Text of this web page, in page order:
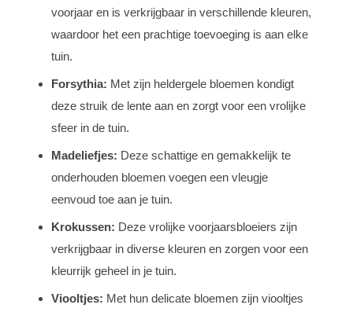
voorjaar en is verkrijgbaar in verschillende kleuren,
waardoor het een prachtige toevoeging is aan elke
tuin.
Forsythia: Met zijn heldergele bloemen kondigt
deze struik de lente aan en zorgt voor een vrolijke
sfeer in de tuin.
Madeliefjes: Deze schattige en gemakkelijk te
onderhouden bloemen voegen een vleugje
eenvoud toe aan je tuin.
Krokussen: Deze vrolijke voorjaarsbloeiers zijn
verkrijgbaar in diverse kleuren en zorgen voor een
kleurrijk geheel in je tuin.
Viooltjes: Met hun delicate bloemen zijn viooltjes